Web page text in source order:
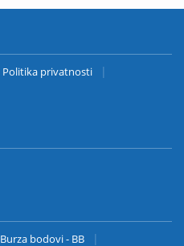
Politika privatnosti
Burza bodovi - BB